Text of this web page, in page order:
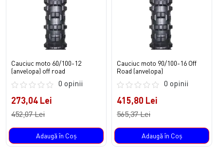
Cauciuc moto 60/100-12
(anvelopa) off road
0 opinii
273,04 Lei
452,07 Lei
Adaugă în Coş
Cauciuc moto 90/100-16 Off
Road (anvelopa)
0 opinii
415,80 Lei
565,37 Lei
Adaugă în Coş